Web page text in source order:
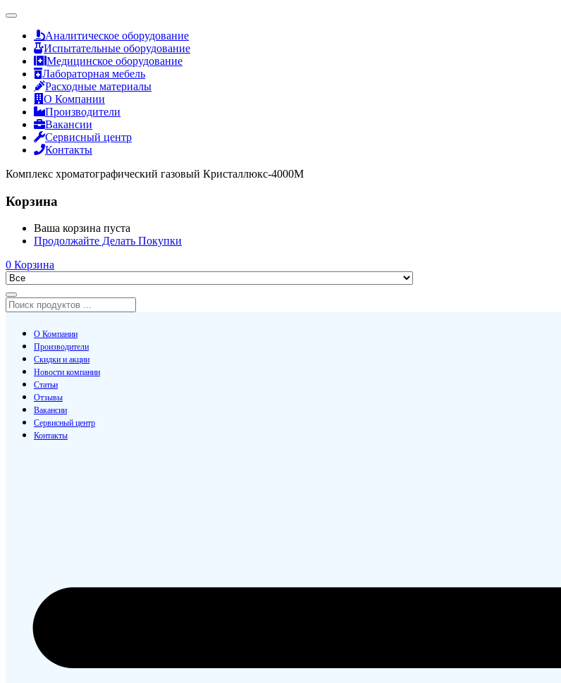
Аналитическое оборудование
Испытательные оборудование
Медицинское оборудование
Лабораторная мебель
Расходные материалы
О Компании
Производители
Вакансии
Сервисный центр
Контакты
Комплекс хроматографический газовый Кристаллюкс-4000М
Корзина
Ваша корзина пуста
Продолжайте Делать Покупки
0 Корзина
О Компании
Производители
Скидки и акции
Новости компании
Статьи
Отзывы
Вакансии
Сервисный центр
Контакты